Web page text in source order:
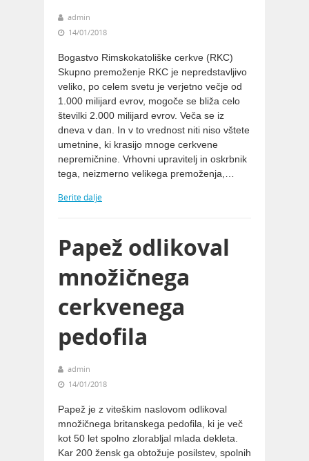
admin
14/01/2018
Bogastvo Rimskokatoliške cerkve (RKC)
Skupno premoženje RKC je nepredstavljivo
veliko, po celem svetu je verjetno večje od
1.000 milijard evrov, mogoče se bliža celo
številki 2.000 milijard evrov. Veča se iz
dneva v dan. In v to vrednost niti niso vštete
umetnine, ki krasijo mnoge cerkvene
nepremičnine. Vrhovni upravitelj in oskrbnik
tega, neizmerno velikega premoženja,…
Berite dalje
Papež odlikoval
množičnega
cerkvenega
pedofila
admin
14/01/2018
Papež je z viteškim naslovom odlikoval
množičnega britanskega pedofila, ki je več
kot 50 let spolno zlorabljal mlada dekleta.
Kar 200 žensk ga obtožuje posilstev, spolnih